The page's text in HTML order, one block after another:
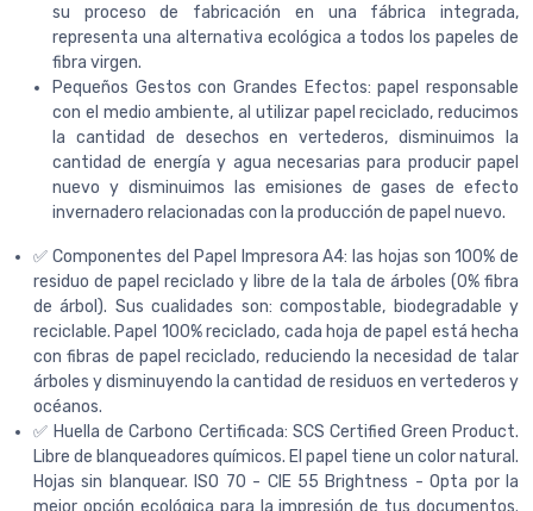
su proceso de fabricación en una fábrica integrada,
representa una alternativa ecológica a todos los papeles de
fibra virgen.
Pequeños Gestos con Grandes Efectos: papel responsable
con el medio ambiente, al utilizar papel reciclado, reducimos
la cantidad de desechos en vertederos, disminuimos la
cantidad de energía y agua necesarias para producir papel
nuevo y disminuimos las emisiones de gases de efecto
invernadero relacionadas con la producción de papel nuevo.
✅ Componentes del Papel Impresora A4: las hojas son 100% de
residuo de papel reciclado y libre de la tala de árboles (0% fibra
de árbol). Sus cualidades son: compostable, biodegradable y
reciclable. Papel 100% reciclado, cada hoja de papel está hecha
con fibras de papel reciclado, reduciendo la necesidad de talar
árboles y disminuyendo la cantidad de residuos en vertederos y
océanos.
✅ Huella de Carbono Certificada: SCS Certified Green Product.
Libre de blanqueadores químicos. El papel tiene un color natural.
Hojas sin blanquear. ISO 70 - CIE 55 Brightness - Opta por la
mejor opción ecológica para la impresión de tus documentos.